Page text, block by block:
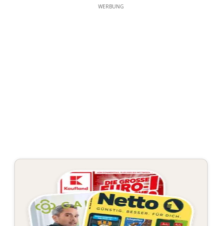
WERBUNG